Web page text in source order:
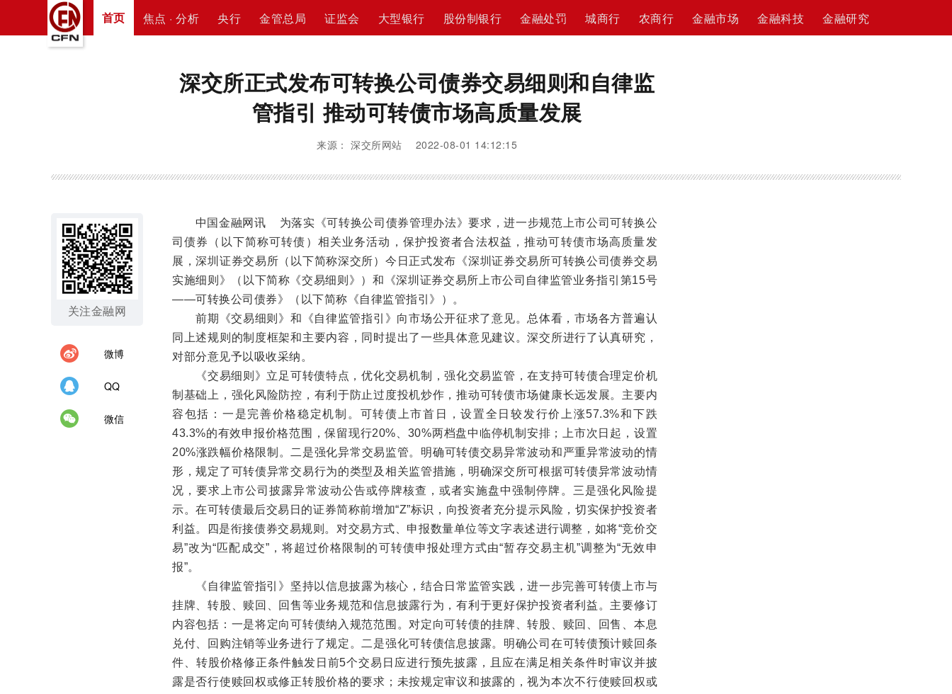
首页 焦点 · 分析 央行 金管总局 证监会 大型银行 股份制银行 金融处罚 城商行 农商行 金融市场 金融科技 金融研究
深交所正式发布可转换公司债券交易细则和自律监
管指引 推动可转债市场高质量发展
来源： 深交所网站 2022-08-01 14:12:15
关注金融网
微博
QQ
微信
中国金融网讯 为落实《可转换公司债券管理办法》要求，进一步规范上市公司可转换公
司债券（以下简称可转债）相关业务活动，保护投资者合法权益，推动可转债市场高质量发
展，深圳证券交易所（以下简称深交所）今日正式发布《深圳证券交易所可转换公司债券交易
实施细则》（以下简称《交易细则》）和《深圳证券交易所上市公司自律监管业务指引第15号
——可转换公司债券》（以下简称《自律监管指引》）。
前期《交易细则》和《自律监管指引》向市场公开征求了意见。总体看，市场各方普遍认
同上述规则的制度框架和主要内容，同时提出了一些具体意见建议。深交所进行了认真研究，
对部分意见予以吸收采纳。
《交易细则》立足可转债特点，优化交易机制，强化交易监管，在支持可转债合理定价机
制基础上，强化风险防控，有利于防止过度投机炒作，推动可转债市场健康长远发展。主要内
容包括：一是完善价格稳定机制。可转债上市首日，设置全日较发行价上涨57.3%和下跌
43.3%的有效申报价格范围，保留现行20%、30%两档盘中临停机制安排；上市次日起，设置
20%涨跌幅价格限制。二是强化异常交易监管。明确可转债交易异常波动和严重异常波动的情
形，规定了可转债异常交易行为的类型及相关监管措施，明确深交所可根据可转债异常波动情
况，要求上市公司披露异常波动公告或停牌核查，或者实施盘中强制停牌。三是强化风险提
示。在可转债最后交易日的证券简称前增加“Z”标识，向投资者充分提示风险，切实保护投资者
利益。四是衔接债券交易规则。对交易方式、申报数量单位等文字表述进行调整，如将“竞价交
易”改为“匹配成交”，将超过价格限制的可转债申报处理方式由“暂存交易主机”调整为“无效申
报”。
《自律监管指引》坚持以信息披露为核心，结合日常监管实践，进一步完善可转债上市与
挂牌、转股、赎回、回售等业务规范和信息披露行为，有利于更好保护投资者利益。主要修订
内容包括：一是将定向可转债纳入规范范围。对定向可转债的挂牌、转股、赎回、回售、本息
兑付、回购注销等业务进行了规定。二是强化可转债信息披露。明确公司在可转债预计赎回条
件、转股价格修正条件触发日前5个交易日应进行预先披露，且应在满足相关条件时审议并披
露是否行使赎回权或修正转股价格的要求；未按规定审议和披露的，视为本次不行使赎回权或